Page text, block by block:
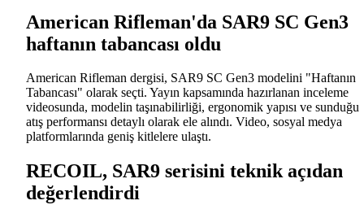
American Rifleman'da SAR9 SC Gen3
haftanın tabancası oldu
American Rifleman dergisi, SAR9 SC Gen3 modelini "Haftanın
Tabancası" olarak seçti. Yayın kapsamında hazırlanan inceleme
videosunda, modelin taşınabilirliği, ergonomik yapısı ve sunduğu
atış performansı detaylı olarak ele alındı. Video, sosyal medya
platformlarında geniş kitlelere ulaştı.
RECOIL, SAR9 serisini teknik açıdan
değerlendirdi